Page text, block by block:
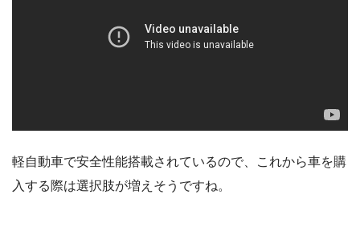
軽自動車で安全性能搭載されているので、これから車を購
入する際は選択肢が増えそうですね。